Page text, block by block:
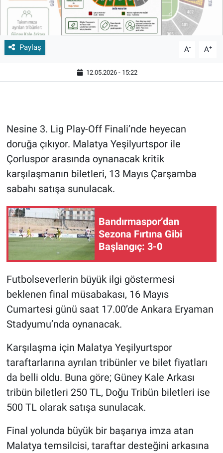
Paylaş A- A+
12.05.2026 - 15:22
Nesine 3. Lig Play-Off Finali’nde heyecan
doruğa çıkıyor. Malatya Yeşilyurtspor ile
Çorluspor arasında oynanacak kritik
karşılaşmanın biletleri, 13 Mayıs Çarşamba
sabahı satışa sunulacak.
Bandırmaspor’dan
Sezona Fırtına Gibi
Başlangıç: 3-0
Futbolseverlerin büyük ilgi göstermesi
beklenen final müsabakası, 16 Mayıs
Cumartesi günü saat 17.00’de Ankara Eryaman
Stadyumu’nda oynanacak.
Karşılaşma için Malatya Yeşilyurtspor
taraftarlarına ayrılan tribünler ve bilet fiyatları
da belli oldu. Buna göre; Güney Kale Arkası
tribün biletleri 250 TL, Doğu Tribün biletleri ise
500 TL olarak satışa sunulacak.
Final yolunda büyük bir başarıya imza atan
Malatya temsilcisi, taraftar desteğini arkasına